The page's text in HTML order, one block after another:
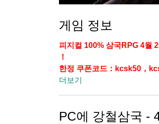
게임 정보
피지컬 100% 삼국RPG 4월
！
한정 쿠폰코드：kcsk50，
2일차 로그인 시 대교 수령，
그대로 표현!
더보기
PC에 강철삼국 -